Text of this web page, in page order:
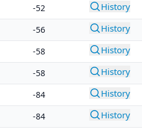
-52 History
-56 History
-58 History
-58 History
-84 History
-84 History